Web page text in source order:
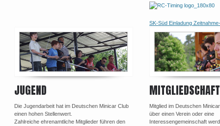
SK-Süd Einladung
JUGEND
Die Jugendarbeit hat im Deutschen Minicar Club
einen hohen Stellenwert.
Zahlreiche ehrenamtliche Mitglieder führen den
MITGLIEDSCHAFT
Mitglied im Deutschen
über einen Verein oder eine
Interessengemeinschaft